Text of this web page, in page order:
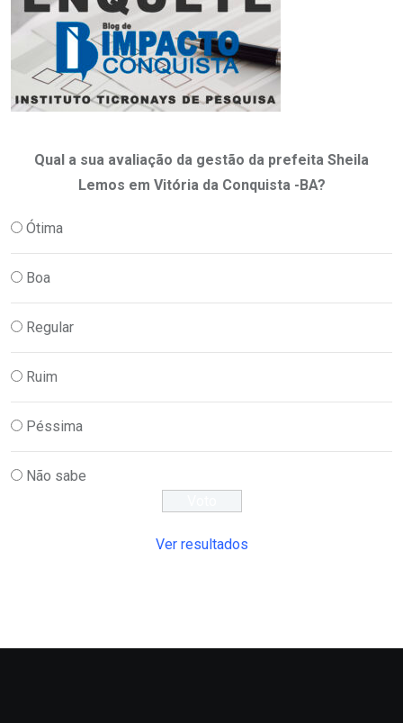
Qual a sua avaliação da gestão da prefeita Sheila
Lemos em Vitória da Conquista -BA?
Ótima
Boa
Regular
Ruim
Péssima
Não sabe
Ver resultados